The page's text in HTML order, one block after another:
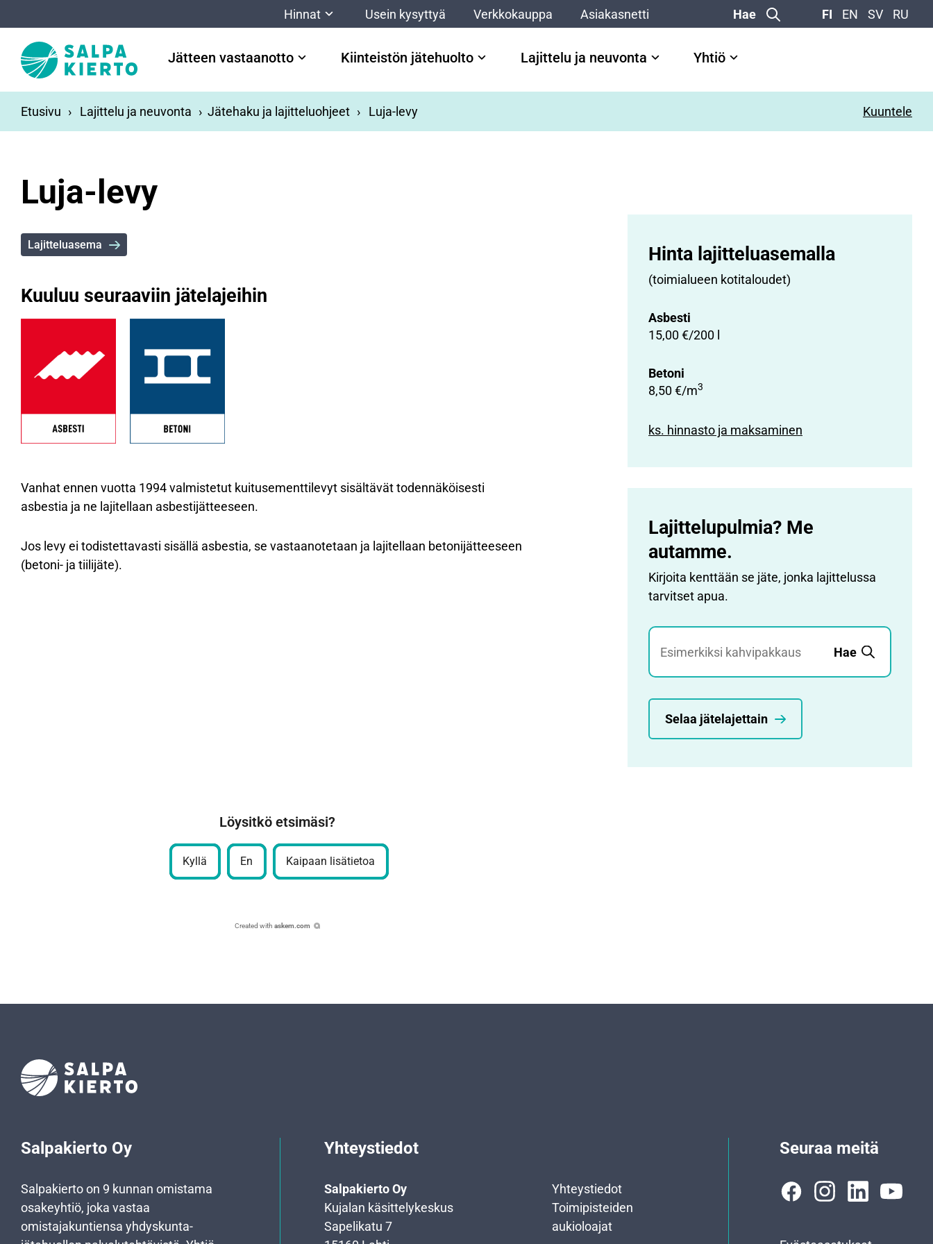
Hinnat Usein kysyttyä Verkkokauppa Asiakasnetti Hae FI EN SV RU
Jätteen vastaanotto Kiinteistön jätehuolto Lajittelu ja neuvonta Yhtiö
Etusivu Lajittelu ja neuvonta Jätehaku ja lajitteluohjeet Luja-levy Kuuntele
Luja-levy
Lajitteluasema
Kuuluu seuraaviin jätelajeihin
Vanhat ennen vuotta 1994 valmistetut kuitusementtilevyt sisältävät todennäköisesti
asbestia ja ne lajitellaan asbestijätteeseen.
Jos levy ei todistettavasti sisällä asbestia, se vastaanotetaan ja lajitellaan betonijätteeseen
(betoni- ja tiilijäte).
Hinta lajittelu­asemalla
(toimialueen kotitaloudet)
Asbesti
15,00 €/200 l
Betoni
8,50 €/m3
ks. hinnasto ja maksaminen
Lajittelupulmia? Me
autamme.
Kirjoita kenttään se jäte, jonka lajittelussa
tarvitset apua.
Jätehaku
Hae
Selaa jätelajettain
Löysitkö etsimäsi?
Kyllä En Kaipaan lisätietoa
Created with askem.com
Salpakierto Oy
Salpakierto on 9 kunnan omistama
osakeyhtiö, joka vastaa
omistajakuntiensa yhdyskunta­
Yhteystiedot
Salpakierto Oy
Kujalan käsittelykeskus
Sapelikatu 7
Yhteystiedot
Toimipisteiden
aukioloajat
Seuraa meitä